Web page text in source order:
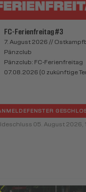
FC-Ferienfreitag #3
7. August 2026 //
Pänzclub
Pänzclub: FC-Ferienfreitag
07.08.2026 (0 zukünftige
05. August 2026,